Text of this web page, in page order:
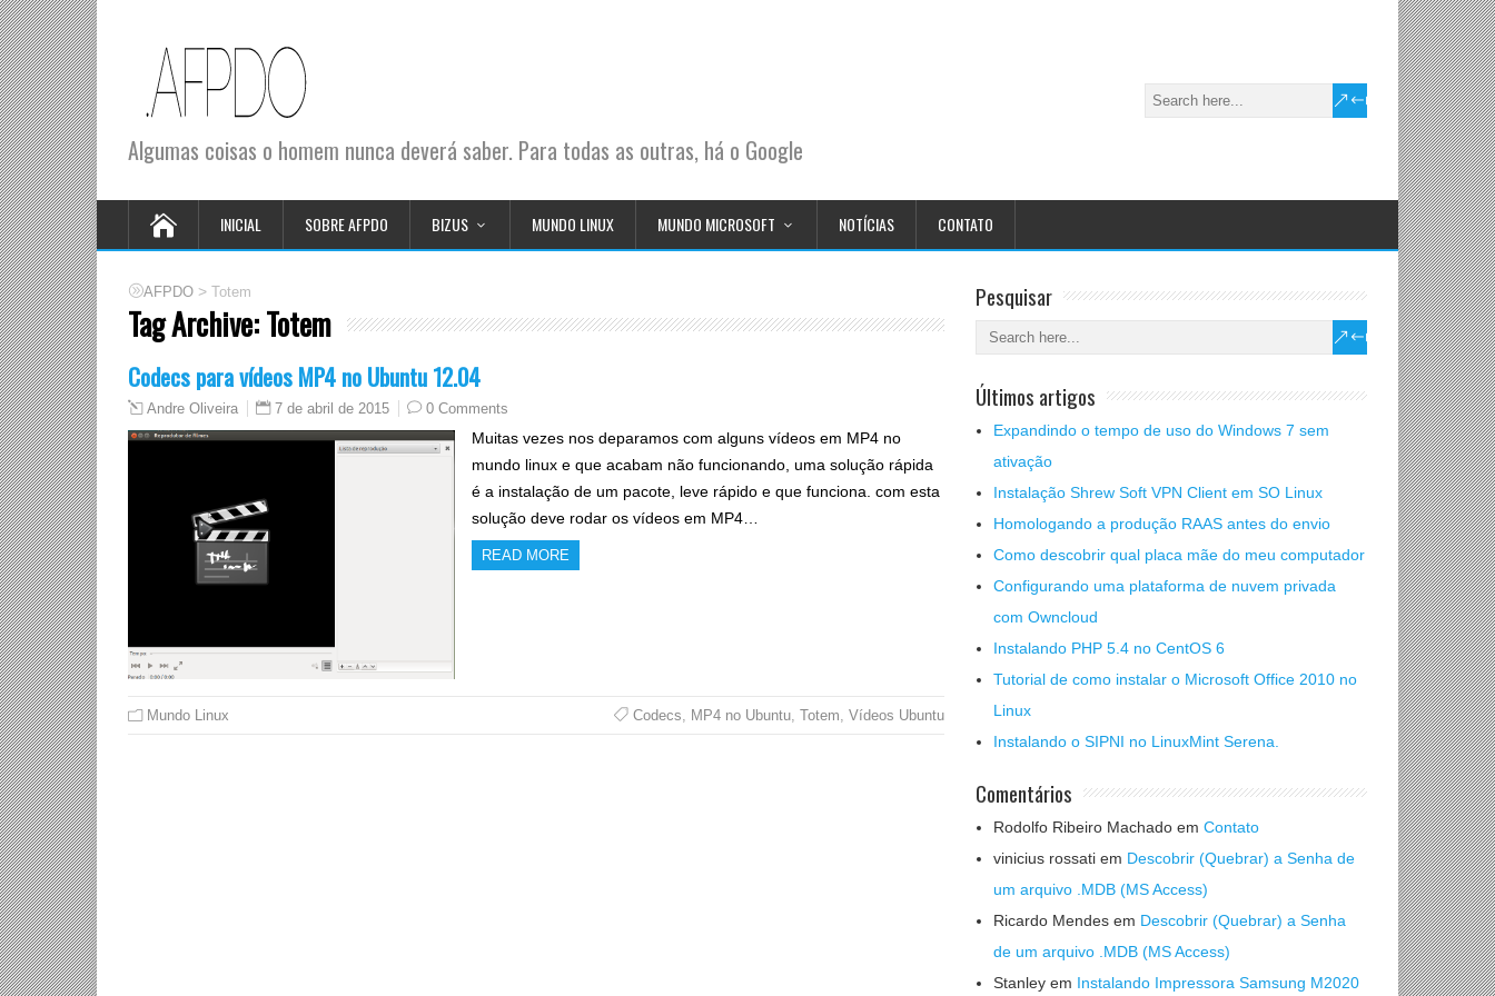
Algumas coisas o homem nunca deverá saber. Para todas as outras, há o Google
INICIAL SOBRE AFPDO BIZUS MUNDO LINUX MUNDO MICROSOFT NOTÍCIAS CONTATO
AFPDO > Totem
Tag Archive:Totem
Codecs para vídeos MP4 no Ubuntu 12.04
Andre Oliveira 7 de abril de 2015 0 Comments
Muitas vezes nos deparamos com alguns vídeos em MP4 no
mundo linux e que acabam não funcionando, uma solução rápida
é a instalação de um pacote, leve rápido e que funciona. com esta
solução deve rodar os vídeos em MP4…
READ MORE
Mundo Linux Codecs MP4 no Ubuntu, Totem Vídeos Ubuntu
Pesquisar
Últimos artigos
Expandindo o tempo de uso do Windows 7 sem
ativação
Instalação Shrew Soft VPN Client em SO Linux
Homologando a produção RAAS antes do envio
Como descobrir qual placa mãe do meu computador
Configurando uma plataforma de nuvem privada
com Owncloud
Instalando PHP 5.4 no CentOS 6
Tutorial de como instalar o Microsoft Office 2010 no
Linux
Instalando o SIPNI no LinuxMint Serena.
Comentários
Rodolfo Ribeiro Machado em Contato
vinicius rossati em Descobrir (Quebrar) a Senha de
um arquivo .MDB (MS Access)
Ricardo Mendes em Descobrir (Quebrar) a Senha
de um arquivo .MDB (MS Access)
Stanley em Instalando Impressora Samsung M2020